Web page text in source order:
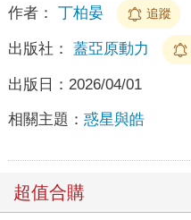
作者： 丁柏晏 追蹤
出版社： 蓋亞原動力
出版日： 2026/04/01
相關主題： 惑星與皓
超值合購